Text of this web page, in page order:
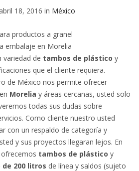
18, 2016 in México
embalaje en Morelia
variedad de tambos de plástico y
que el cliente requiera.
de México nos permite ofrecer
en Morelia y áreas cercanas, usted solo
todas sus dudas sobre
Como cliente nuestro usted
con un respaldo de categoría y
y sus proyectos llegaran lejos. En
tambos de plástico y
200 litros de línea y saldos (sujeto